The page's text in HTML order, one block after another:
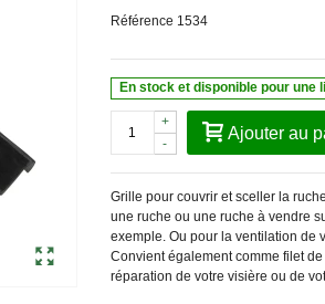
Référence 1534
En stock et disponible pour une
-
+
Ajouter au
Grille pour couvrir et sceller la
une ruche ou une ruche à vendre
exemple. Ou pour la ventilation de
Convient également comme filet
réparation de votre visière ou de